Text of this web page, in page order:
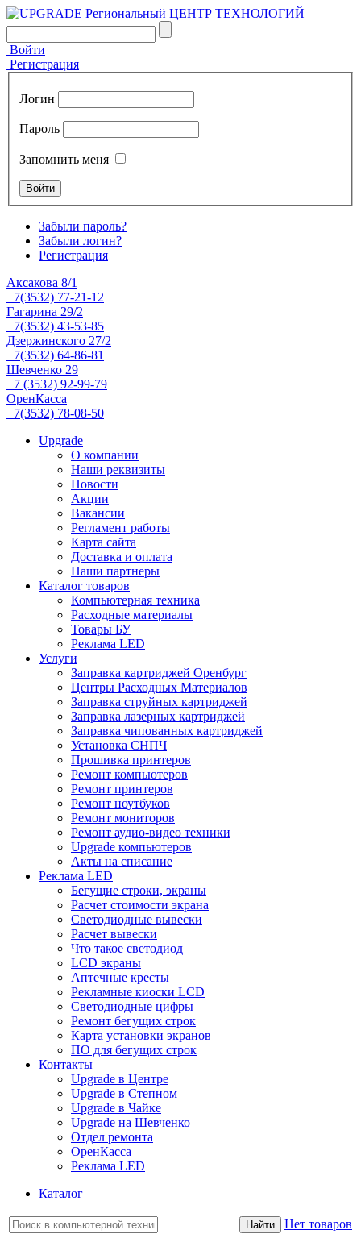
Войти
Регистрация
Логин
Пароль
Запомнить меня
Забыли пароль?
Забыли логин?
Регистрация
Аксакова 8/1
+7(3532) 77-21-12
Гагарина 29/2
+7(3532) 43-53-85
Дзержинского 27/2
+7(3532) 64-86-81
Шевченко 29
+7 (3532) 92-99-79
ОренКасса
+7(3532) 78-08-50
Upgrade
О компании
Наши реквизиты
Новости
Акции
Вакансии
Регламент работы
Карта сайта
Доставка и оплата
Наши партнеры
Каталог товаров
Компьютерная техника
Расходные материалы
Товары БУ
Реклама LED
Услуги
Заправка картриджей Оренбург
Центры Расходных Материалов
Заправка струйных картриджей
Заправка лазерных картриджей
Заправка чипованных картриджей
Установка СНПЧ
Прошивка принтеров
Ремонт компьютеров
Ремонт принтеров
Ремонт ноутбуков
Ремонт мониторов
Ремонт аудио-видео техники
Upgrade компьютеров
Акты на списание
Реклама LED
Бегущие строки, экраны
Расчет стоимости экрана
Светодиодные вывески
Расчет вывески
Что такое светодиод
LCD экраны
Аптечные кресты
Рекламные киоски LCD
Светодиодные цифры
Ремонт бегущих строк
Карта установки экранов
ПО для бегущих строк
Контакты
Upgrade в Центре
Upgrade в Степном
Upgrade в Чайке
Upgrade на Шевченко
Отдел ремонта
ОренКасса
Реклама LED
Каталог
Нет товаров